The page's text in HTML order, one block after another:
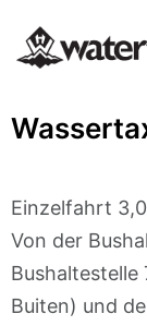
Einzelfahrt
Von der
Bushaltestelle
Buiten) und